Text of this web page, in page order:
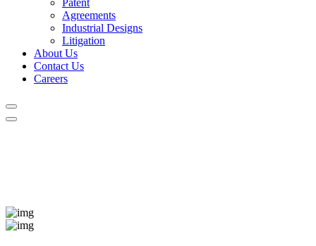
Agreements
Industrial Designs
Litigation
About Us
Contact Us
Careers